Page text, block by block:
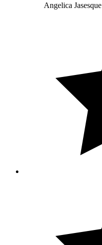
Angelica Jasesque